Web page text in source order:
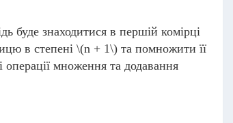
буде знаходитися в першій комірці
в степені \(n + 1\) та помножити її
множення та додавання